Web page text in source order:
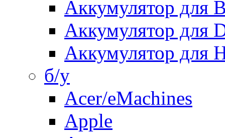
Аккумулятор для
Аккумулятор для
Аккумулятор для
б/у
Acer/eMachines
Apple